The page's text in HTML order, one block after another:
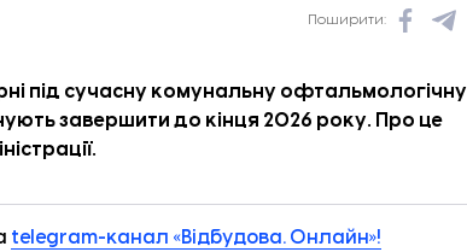
Поширити:
під сучасну комунальну офтальмологічну
завершити до кінця 2026 року. Про це
telegram-канал «Відбудова. Онлайн»!